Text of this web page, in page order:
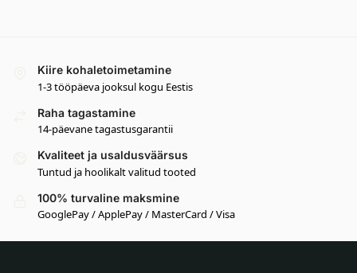
Kiire kohaletoimetamine
1-3 tööpäeva jooksul kogu Eestis
Raha tagastamine
14-päevane tagastusgarantii
Kvaliteet ja usaldusväärsus
Tuntud ja hoolikalt valitud tooted
100% turvaline maksmine
GooglePay / ApplePay / MasterCard / Visa